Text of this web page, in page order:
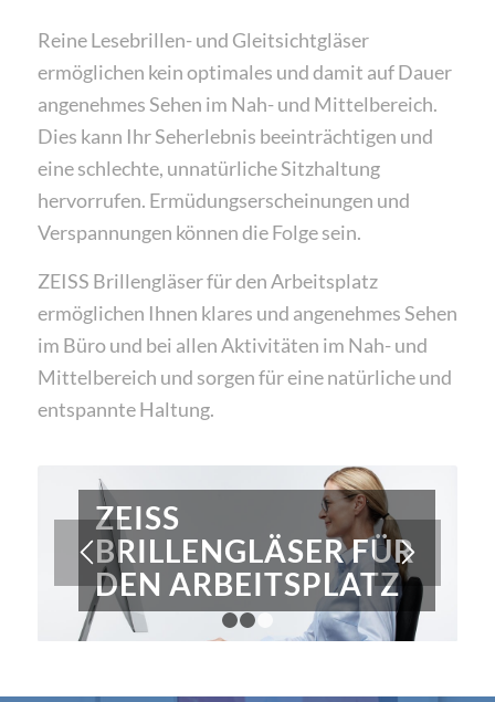
Reine Lesebrillen- und Gleitsichtgläser
ermöglichen kein optimales und damit auf Dauer
angenehmes Sehen im Nah- und Mittelbereich.
Dies kann Ihr Seherlebnis beeinträchtigen und
eine schlechte, unnatürliche Sitzhaltung
hervorrufen. Ermüdungserscheinungen und
Verspannungen können die Folge sein.
ZEISS Brillengläser für den Arbeitsplatz
ermöglichen Ihnen klares und angenehmes Sehen
im Büro und bei allen Aktivitäten im Nah- und
Mittelbereich und sorgen für eine natürliche und
entspannte Haltung.
ZEISS
BRILLENGLÄSER FÜR
DEN ARBEITSPLATZ
1 2 3